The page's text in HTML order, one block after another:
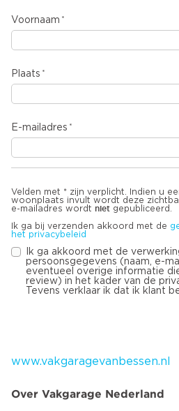
Voornaam
Plaats
E-mailadres
Velden met * zijn verplicht. Indien u
woonplaats invult wordt deze
e-mailadres wordt niet gepubliceerd.
Ik ga bij verzenden akkoord met de
het privacybeleid
Ik ga akkoord met de
persoonsgegevens (naam, e-
eventueel overige informatie
review) in het kader van de
Tevens verklaar ik dat ik klant
www.vakgaragevanbessen.nl
Over Vakgarage Nederland